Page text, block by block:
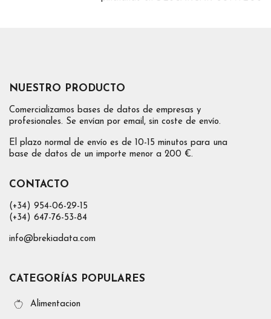
NUESTRO PRODUCTO
Comercializamos bases de datos de empresas y
profesionales. Se envían por email, sin coste de envío.
El plazo normal de envío es de 10-15 minutos para una
base de datos de un importe menor a 200 €.
CONTACTO
(+34) 954-06-29-15
(+34) 647-76-53-84
info@brekiadata.com
CATEGORÍAS POPULARES
Alimentacion